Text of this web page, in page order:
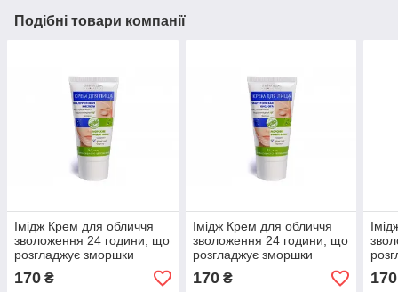
Подібні товари компанії
Імідж Крем для обличчя
зволоження 24 години, що
розгладжує зморшки
стимулює процеси
регенерації
170 ₴
Імідж Крем для обличчя
зволоження 24 години, що
розгладжує зморшки
стимулює процеси
регенерації
170₴ 170